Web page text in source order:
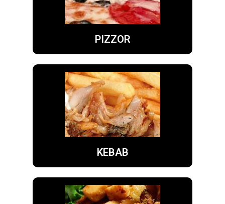
PIZZOR
KEBAB